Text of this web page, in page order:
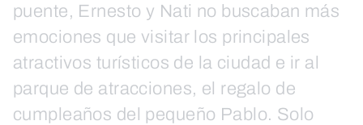
puente, Ernesto y Nati no buscaban más
emociones que visitar los principales
atractivos turísticos de la ciudad e ir al
parque de atracciones, el regalo de
cumpleaños del pequeño Pablo. Solo